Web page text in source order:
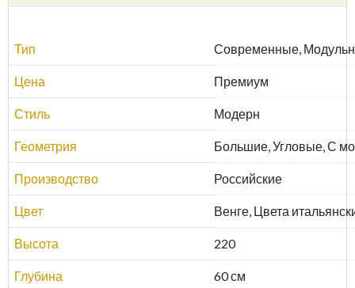
Тип Современные,
Цена Премиум
Стиль Модерн
Геометрия Большие, Угловые, С
Производство Российские
Цвет Венге, Цвета
Высота 220
Глубина 60 см